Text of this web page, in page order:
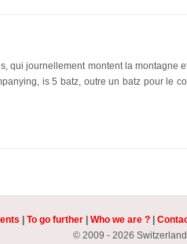
qui journellement montent la montagne
is 5 batz, outre un batz pour le
To go further| Who we are ?|
© 2009 - 2026